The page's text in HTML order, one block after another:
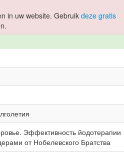
in uw website. Gebruikdeze gratis
Эффективность йодотерапии
от Нобелевского Братства